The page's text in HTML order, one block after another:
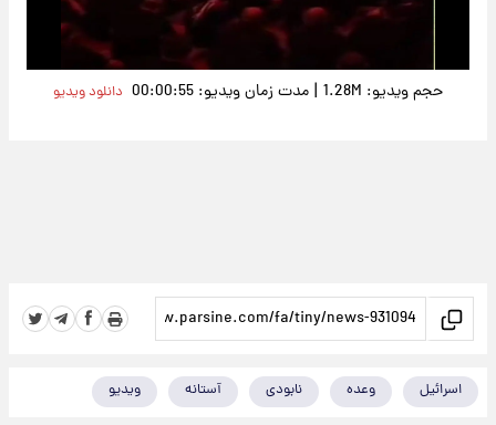
Video
حجم ویدیو: 1.28M | مدت زمان ویدیو: 00:00:55 دانلود ویدیو
اسرائیل وعده نابودی آستانه ویدیو